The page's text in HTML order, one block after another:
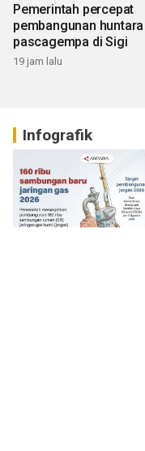
Pemerintah percepat
pembangunan huntara
pascagempa di Sigi
19 jam lalu
Infografik